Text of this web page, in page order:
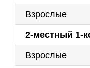
Взрослые
2-местный 1-
Взрослые